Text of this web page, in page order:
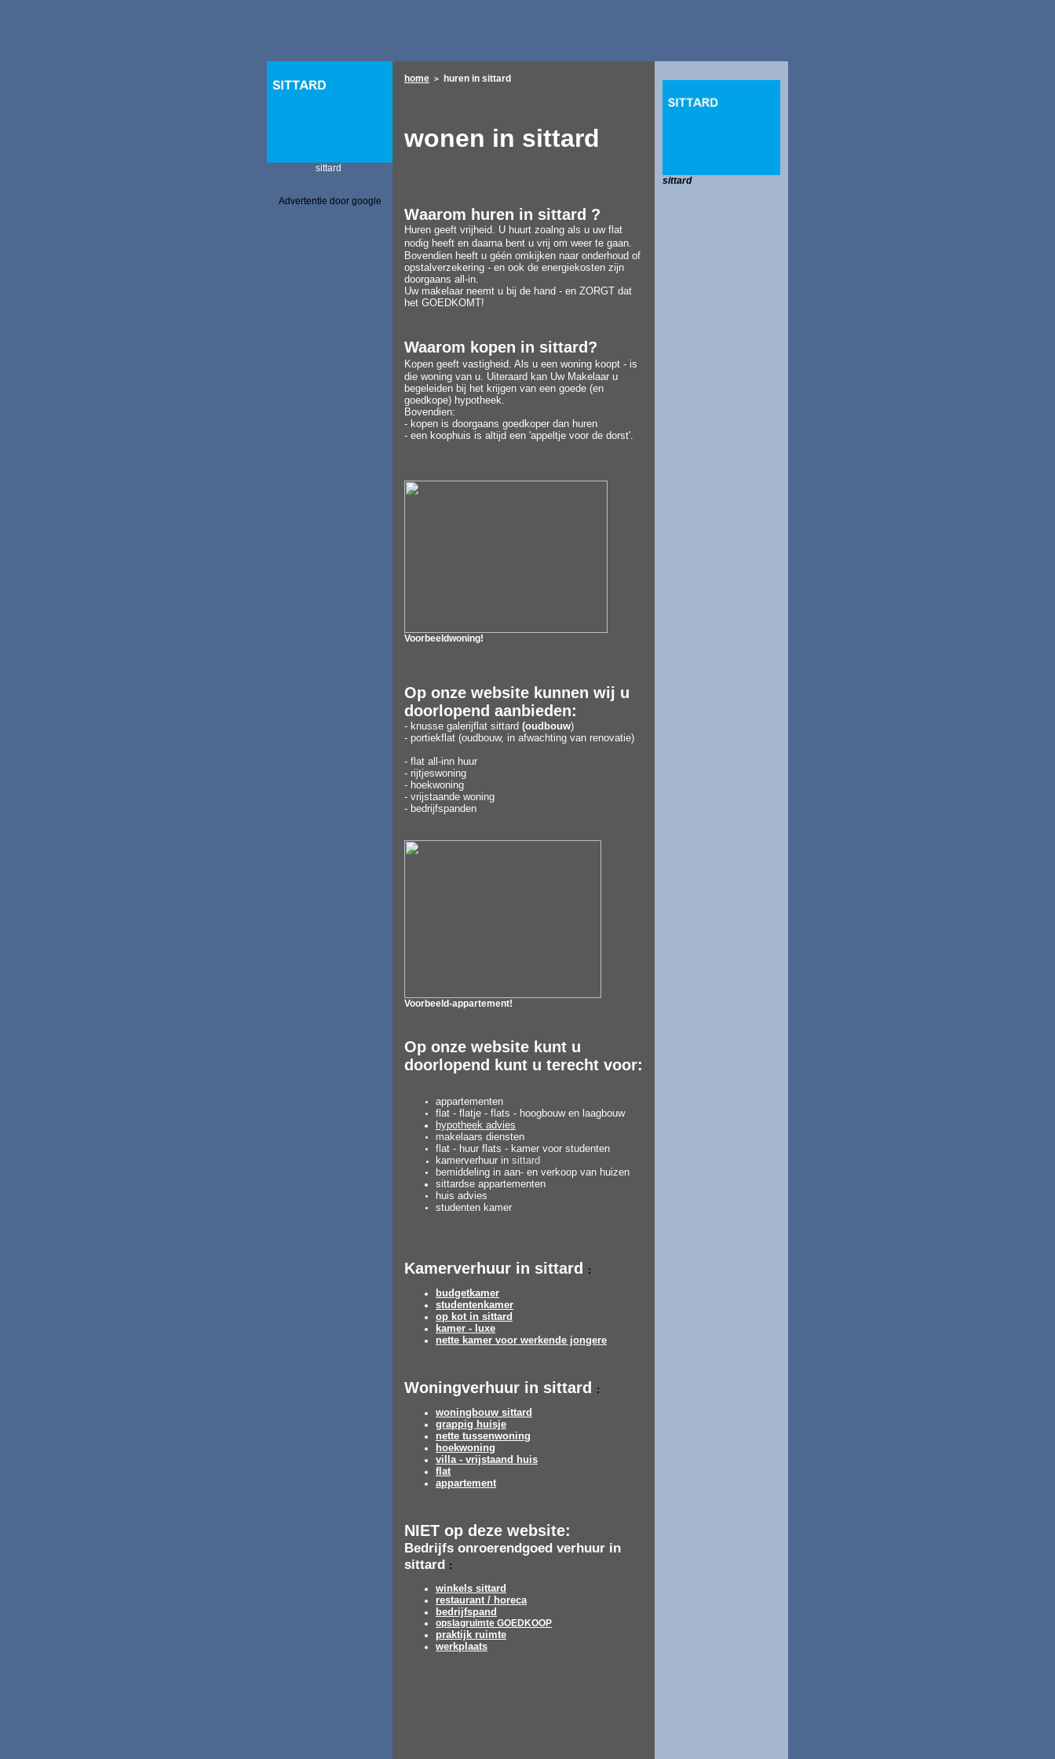
sittard
Advertentie door google
home > huren in sittard
wonen in sittard
sittard
Waarom huren in sittard ?
Huren geeft vrijheid. U huurt zoalng als u uw flat
nodig heeft en daarna bent u vrij om weer te gaan.
Bovendien heeft u géén omkijken naar onderhoud of
opstalverzekering - en ook de energiekosten zijn
doorgaans all-in.
Uw makelaar neemt u bij de hand - en ZORGT dat
het GOEDKOMT!
Waarom kopen in sittard?
Kopen geeft vastigheid. Als u een woning koopt - is
die woning van u. Uiteraard kan Uw Makelaar u
begeleiden bij het krijgen van een goede (en
goedkope) hypotheek.
Bovendien:
- kopen is doorgaans goedkoper dan huren
- een koophuis is altijd een 'appeltje voor de dorst'.
Voorbeeldwoning!
Op onze website kunnen wij u
doorlopend aanbieden:
- knusse galerijflat sittard (oudbouw)
- portiekflat (oudbouw, in afwachting van renovatie)
- flat all-inn huur
- rijtjeswoning
- hoekwoning
- vrijstaande woning
- bedrijfspanden
Voorbeeld-appartement!
Op onze website kunt u
doorlopend kunt u terecht voor:
appartementen
flat - flatje - flats - hoogbouw en laagbouw
hypotheek advies
makelaars diensten
flat - huur flats - kamer voor studenten
kamerverhuur in sittard
bemiddeling in aan- en verkoop van huizen
sittardse appartementen
huis advies
studenten kamer
Kamerverhuur in sittard
:
budgetkamer
studentenkamer
op kot in sittard
kamer - luxe
nette kamer voor werkende jongere
Woningverhuur in sittard
:
woningbouw sittard
grappig huisje
nette tussenwoning
hoekwoning
villa - vrijstaand huis
flat
appartement
NIET op deze website:
Bedrijfs onroerendgoed verhuur in
sittard :
winkels sittard
restaurant / horeca
bedrijfspand
opslagruimte GOEDKOOP
praktijk ruimte
werkplaats